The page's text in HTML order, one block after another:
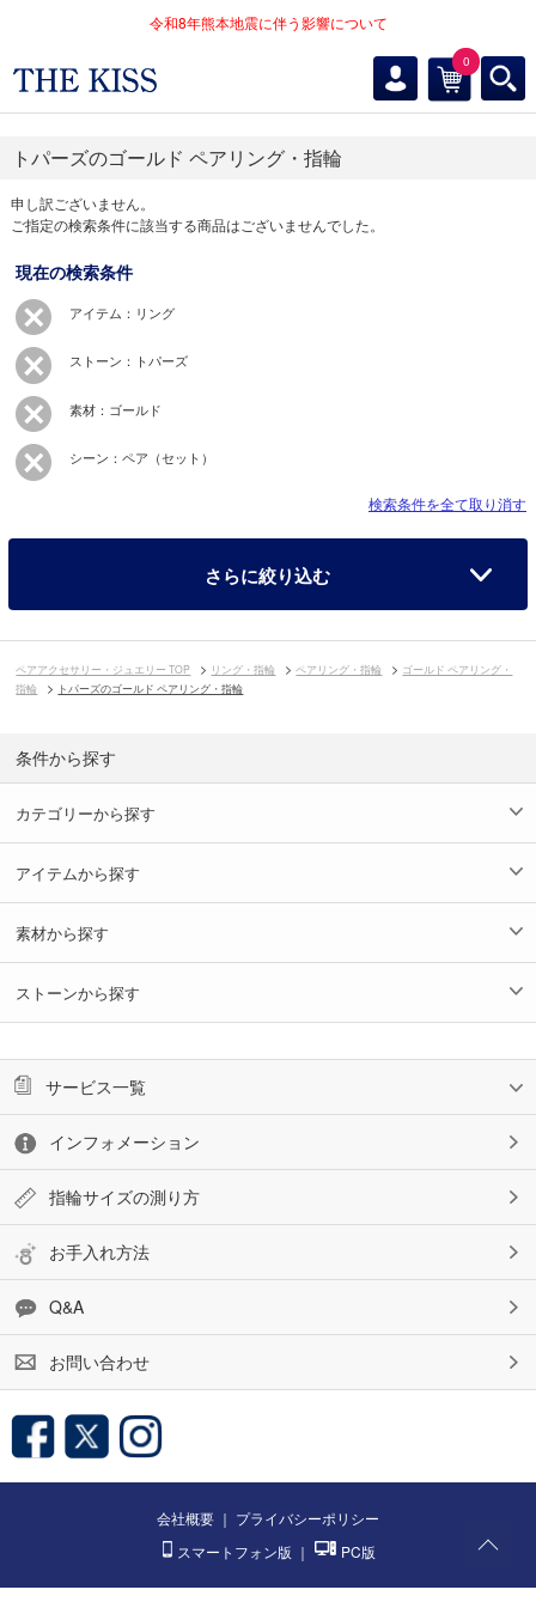
令和8年熊本地震に伴う影響について
0
トパーズのゴールド ペアリング・指輪
申し訳ございません。
ご指定の検索条件に該当する商品はございませんでした。
現在の検索条件
アイテム：リング
ストーン：トパーズ
素材：ゴールド
シーン：ペア（セット）
検索条件を全て取り消す
さらに絞り込む
ペアアクセサリー・ジュエリー TOP リング・指輪 ペアリング・指輪
ゴールド ペアリング・
指輪
トパーズのゴールド ペアリング・指輪
条件から探す
カテゴリーから探す
アイテムから探す
素材から探す
ストーンから探す
サービス一覧
インフォメーション
指輪サイズの測り方
お手入れ方法
Q&A
お問い合わせ
会社概要 ｜ プライバシーポリシー
スマートフォン版 ｜ PC版